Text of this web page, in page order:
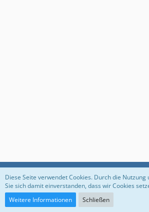
Datenschutzerklärung Impressum
Diese Seite verwendet Cookies. Durch die
Sie sich damit einverstanden, dass wir Cookies
Weitere Informationen
Schließen